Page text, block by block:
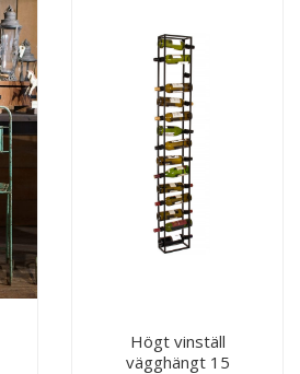
Högt vinställ
vägghängt 15